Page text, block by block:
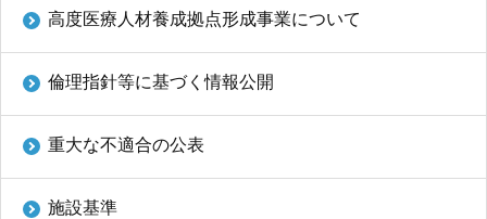
高度医療人材養成拠点形成事業について
倫理指針等に基づく情報公開
重大な不適合の公表
施設基準